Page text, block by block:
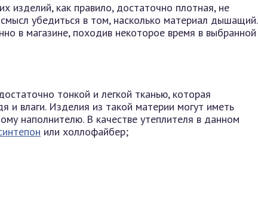
изделий, как правило, достаточно плотная, не
убедиться в том, насколько материал дышащий.
в магазине, походив некоторое время в выбранной
тонкой и легкой тканью, которая
влаги. Изделия из такой материи могут иметь
наполнителю. В качестве утеплителя в данном
или холлофайбер;